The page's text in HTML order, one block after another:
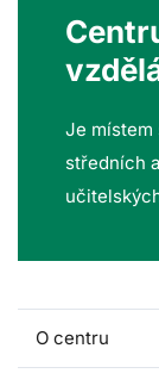
Je
středních
O centru